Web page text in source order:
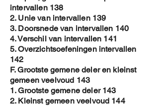
intervallen 138
2. Unie van intervallen 139
3. Doorsnede van intervallen 140
4. Verschil van intervallen 141
5. Overzichtsoefeningen intervallen
142
F. Grootste gemene deler en kleinst
gemeen veelvoud 143
1. Grootste gemene deler 143
2. Kleinst gemeen veelvoud 144